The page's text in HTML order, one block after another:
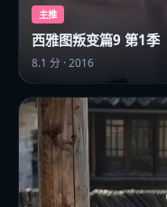
主推
西雅图叛变篇9 第1季
8.1 分 ·2016